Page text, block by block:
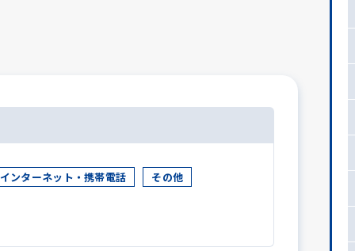
インターネット・携帯電話
その他